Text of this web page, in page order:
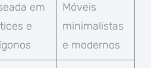
em
e
Móveis
minimalistas
e modernos